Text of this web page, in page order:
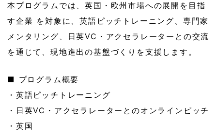
本プログラムでは、英国・欧州市場への展開を目指
す企業 を対象に、英語ピッチトレーニング、専門家
メンタリング、日英VC・アクセラレーターとの交流
を通じて、現地進出の基盤づくりを支援します。
■ プログラム概要
・英語ピッチトレーニング
・日英VC・アクセラレーターとのオンラインピッチ
・英国